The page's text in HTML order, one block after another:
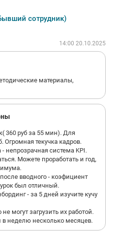
сотрудник)
14:00 20.10.2025
материалы,
360 руб за 55 мин). Для
Огромная текучка кадров.
непрозрачная система KPI.
Можете проработать и год,
вводного - коэфициент
был отличный.
- за 5 дней изучите кучу
могут загрузить их работой.
неделю несколько месяцев.